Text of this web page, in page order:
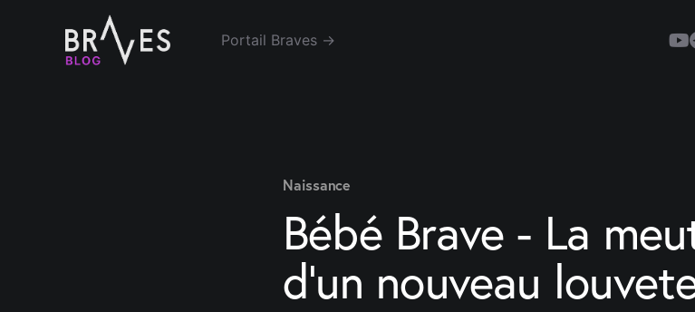
Portail Braves →
Naissance
Bébé Brave - La
d'un nouveau